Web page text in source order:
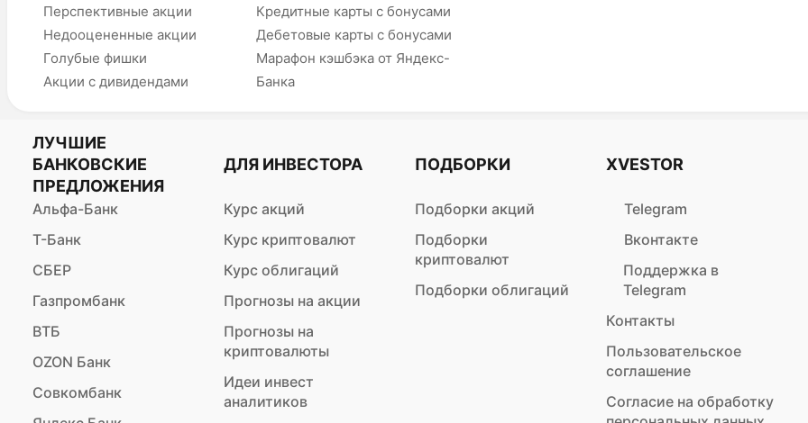
Перспективные акции
Недооцененные акции
Голубые фишки
Акции с дивидендами
Кредитные карты с бонусами
Дебетовые карты с бонусами
Марафон кэшбэка от Яндекс-
Банка
ЛУЧШИЕ
БАНКОВСКИЕ
ПРЕДЛОЖЕНИЯ
Альфа-Банк
Т-Банк
СБЕР
Газпромбанк
ВТБ
OZON Банк
Совкомбанк
ДЛЯ ИНВЕСТОРА
Курс акций
Курс криптовалют
Курс облигаций
Прогнозы на акции
Прогнозы на
криптовалюты
Идеи инвест
аналитиков
ПОДБОРКИ
Подборки акций
Подборки
криптовалют
Подборки облигаций
XVESTOR
Telegram
Вконтакте
Поддержка в
Telegram
Контакты
Пользовательское
соглашение
Согласие на обработку